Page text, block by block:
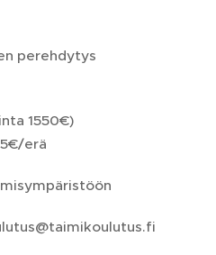
perehdytys
1550€)
erä